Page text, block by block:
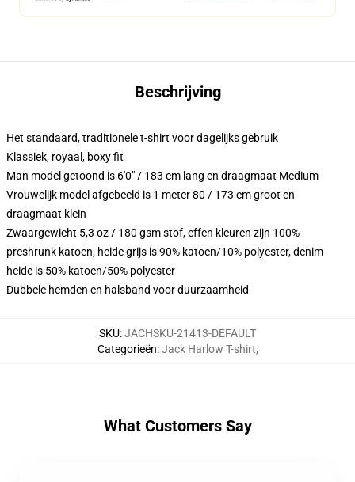
Beschrijving
Het standaard, traditionele t-shirt voor dagelijks gebruik
Klassiek, royaal, boxy fit
Man model getoond is 6'0" / 183 cm lang en draagmaat Medium
Vrouwelijk model afgebeeld is 1 meter 80 / 173 cm groot en
draagmaat klein
Zwaargewicht 5,3 oz / 180 gsm stof, effen kleuren zijn 100%
preshrunk katoen, heide grijs is 90% katoen/10% polyester, denim
heide is 50% katoen/50% polyester
Dubbele hemden en halsband voor duurzaamheid
SKU:JACHSKU-21413-DEFAULT
Categorieën:Jack Harlow T-shirt,
What Customers Say